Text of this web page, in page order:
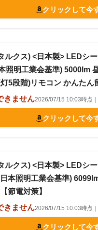
クリックして今
ルクス) <日本製> LEDシ
照明工業会基準) 5000lm
5段階)リモコン かんたん
きません2026/07/15 10:03時点
クリックして今
ルクス) <日本製> LEDシ
本照明工業会基準)
節電対策】
きません2026/07/15 10:03時点
クリックして今